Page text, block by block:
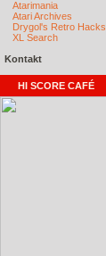
Atarimania
Atari Archives
Drygol's Retro Hacks
XL Search
Kontakt
HI SCORE CAFÉ